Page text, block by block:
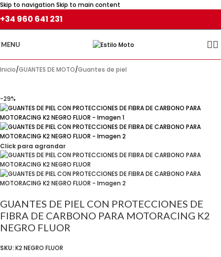
Skip to navigationSkip to main content
+34 960 641 231
MENU
Inicio/GUANTES DE MOTO/Guantes de piel
-29%
Click para agrandar
GUANTES DE PIEL CON PROTECCIONES DE
FIBRA DE CARBONO PARA MOTORACING K2
NEGRO FLUOR
SKU:K2 NEGRO FLUOR